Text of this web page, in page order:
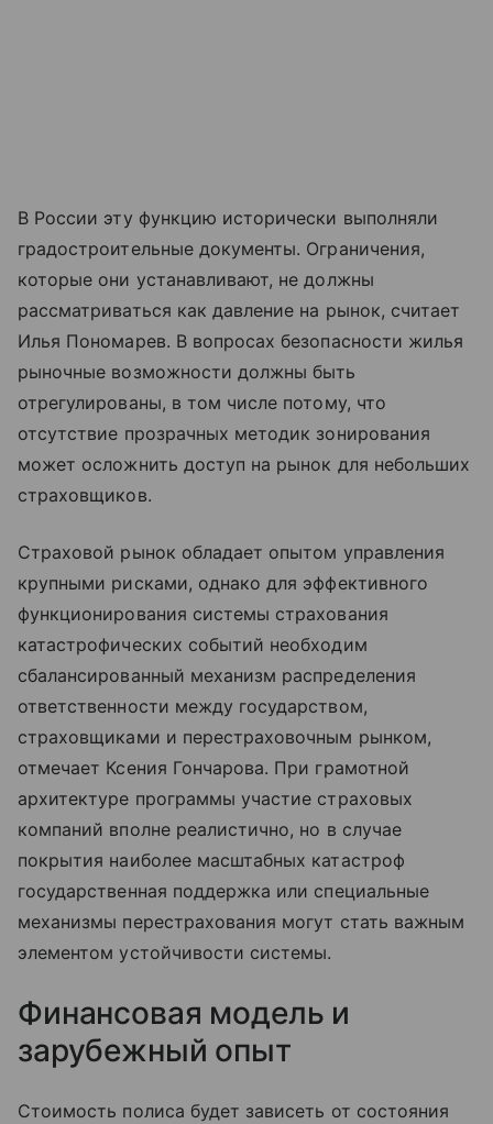
В России эту функцию исторически выполняли
градостроительные документы. Ограничения,
которые они устанавливают, не должны
рассматриваться как давление на рынок, считает
Илья Пономарев. В вопросах безопасности жилья
рыночные возможности должны быть
отрегулированы, в том числе потому, что
отсутствие прозрачных методик зонирования
может осложнить доступ на рынок для небольших
страховщиков.
Страховой рынок обладает опытом управления
крупными рисками, однако для эффективного
функционирования системы страхования
катастрофических событий необходим
сбалансированный механизм распределения
ответственности между государством,
страховщиками и перестраховочным рынком,
отмечает Ксения Гончарова. При грамотной
архитектуре программы участие страховых
компаний вполне реалистично, но в случае
покрытия наиболее масштабных катастроф
государственная поддержка или специальные
механизмы перестрахования могут стать важным
элементом устойчивости системы.
Финансовая модель и
зарубежный опыт
Стоимость полиса будет зависеть от состояния